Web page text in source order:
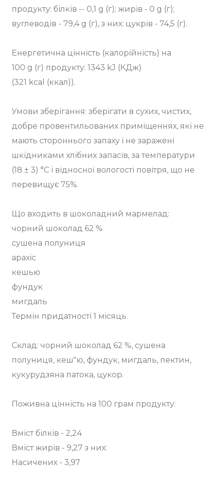
продукту: білків -- 0,1 g (г); жирів - 0 g (г);
вуглеводів - 79,4 g (г), з них: цукрів - 74,5 (г).
Енергетична цінність (калорійність) на
100 g (г) продукту: 1343 kJ (КДж)
(321 kcal (ккал)).
Умови зберігання: зберігати в сухих, чистих,
добре провентильованих приміщеннях, які не
мають стороннього запаху і не заражені
шкідниками хлібних запасів, за температури
(18 ± 3) °C і відносної вологості повітря, що не
перевищує 75%.
Що входить в шоколадний мармелад:
чорний шоколад 62 %
сушена полуниця
арахіс
кешью
фундук
мигдаль
Термін придатності 1 місяць.
Склад: чорний шоколад 62 %, сушена
полуниця, кеш"ю, фундук, мигдаль, пектин,
кукурудзяна патока, цукор.
Поживна цінність на 100 грам продукту:
Вміст білків - 2,24
Вміст жирів - 9,27 з них:
Насичених - 3,97